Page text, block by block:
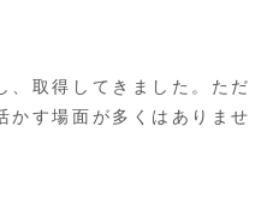
、取得してきました。ただ
かす場面が多くはありませ